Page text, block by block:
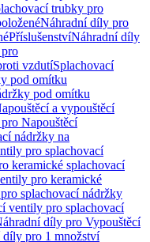
trubky pro
Náhradní díly pro
PříslušenstvíNáhradní díly
vzdutíSplachovací
pod omítku
pod omítku
a vypouštěcí
Napouštěcí
nádržky na
pro splachovací
keramické splachovací
pro keramické
splachovací nádržky
ventily pro splachovací
díly pro Vypouštěcí
díly pro 1 množství